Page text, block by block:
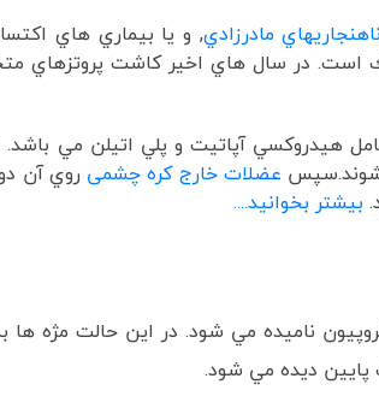
ناهنجاريهاي مادرزادي, و يا بيماري هاي
است. در سال هاي اخير كاشت پروتزهاي
هيدروكسي آپاتيت و پلي اتيلن مي
عضلات خارج كره چشمی روي آن
بیشتر بخوانید....
ناميده مي شود. در اين حالت مژه
پايين ديده مي شود.